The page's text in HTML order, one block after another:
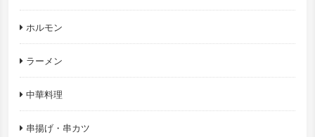
ホルモン
ラーメン
中華料理
串揚げ・串カツ